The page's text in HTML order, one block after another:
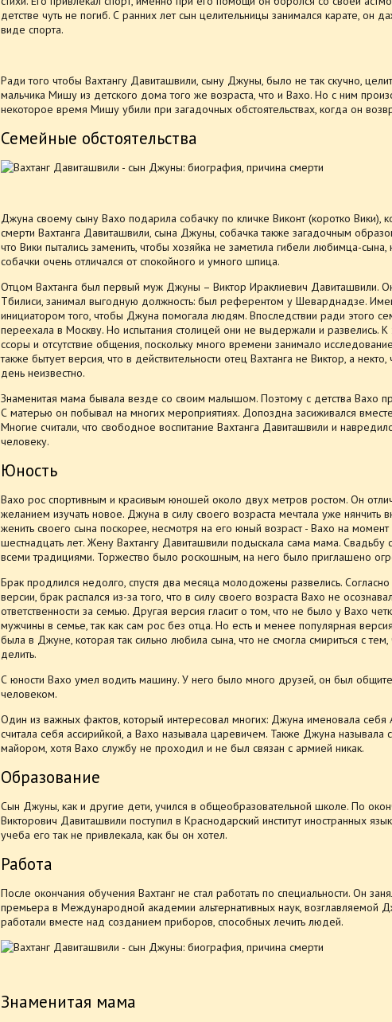
детстве чуть не погиб. С ранних лет сын целительницы занимался карате, он
виде спорта.
Ради того чтобы Вахтангу Давиташвили, сыну Джуны, было не так скучно,
мальчика Мишу из детского дома того же возраста, что и Вахо. Но с ним
некоторое время Мишу убили при загадочных обстоятельствах, когда он
Семейные обстоятельства
Джуна своему сыну Вахо подарила собачку по кличке Виконт (коротко Вики),
смерти Вахтанга Давиташвили, сына Джуны, собачка также загадочным
что Вики пытались заменить, чтобы хозяйка не заметила гибели любимца-сына,
собачки очень отличался от спокойного и умного шпица.
Отцом Вахтанга был первый муж Джуны – Виктор Ираклиевич Давиташвили.
Тбилиси, занимал выгодную должность: был референтом у Шеварднадзе.
инициатором того, чтобы Джуна помогала людям. Впоследствии ради этого
переехала в Москву. Но испытания столицей они не выдержали и развелись. К
ссоры и отсутствие общения, поскольку много времени занимало
также бытует версия, что в действительности отец Вахтанга не Виктор, а
день неизвестно.
Знаменитая мама бывала везде со своим малышом. Поэтому с детства Вахо
С матерью он побывал на многих мероприятиях. Допоздна засиживался
Многие считали, что свободное воспитание Вахтанга Давиташвили и
человеку.
Юность
Вахо рос спортивным и красивым юношей около двух метров ростом. Он
желанием изучать новое. Джуна в силу своего возраста мечтала уже нянчить
женить своего сына поскорее, несмотря на его юный возраст - Вахо на
шестнадцать лет. Жену Вахтангу Давиташвили подыскала сама мама. Свадьбу
всеми традициями. Торжество было роскошным, на него было приглашено
Брак продлился недолго, спустя два месяца молодожены развелись.
версии, брак распался из-за того, что в силу своего возраста Вахо не
ответственности за семью. Другая версия гласит о том, что не было у Вахо
мужчины в семье, так как сам рос без отца. Но есть и менее популярная
была в Джуне, которая так сильно любила сына, что не смогла смириться с
делить.
С юности Вахо умел водить машину. У него было много друзей, он был
человеком.
Один из важных фактов, который интересовал многих: Джуна именовала себя
считала себя ассирийкой, а Вахо называла царевичем. Также Джуна называла
майором, хотя Вахо службу не проходил и не был связан с армией никак.
Образование
Сын Джуны, как и другие дети, учился в общеобразовательной школе. По
Викторович Давиташвили поступил в Краснодарский институт иностранных
учеба его так не привлекала, как бы он хотел.
Работа
После окончания обучения Вахтанг не стал работать по специальности. Он
премьера в Международной академии альтернативных наук, возглавляемой
работали вместе над созданием приборов, способных лечить людей.
Знаменитая мама